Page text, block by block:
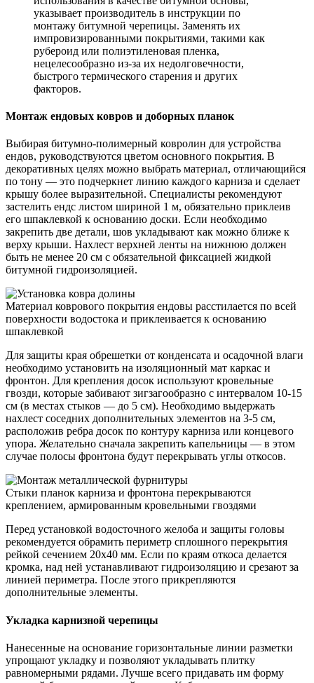
указывает производитель в инструкции по
монтажу битумной черепицы. Заменять их
импровизированными покрытиями, такими как
рубероид или полиэтиленовая пленка,
нецелесообразно из-за их недолговечности,
быстрого термического старения и других
факторов.
Монтаж ендовых ковров и доборных планок
Выбирая битумно-полимерный ковролин для устройства
ендов, руководствуются цветом основного покрытия. В
декоративных целях можно выбрать материал, отличающийся
по тону — это подчеркнет линию каждого карниза и сделает
крышу более выразительной. Специалисты рекомендуют
застелить ендс листом шириной 1 м, обязательно приклеив
его шпаклевкой к основанию доски. Если необходимо
закрепить две детали, шов укладывают как можно ближе к
верху крыши. Нахлест верхней ленты на нижнюю должен
быть не менее 20 см с обязательной фиксацией жидкой
битумной гидроизоляцией.
Материал коврового покрытия ендовы расстилается по всей
поверхности водостока и приклеивается к основанию
шпаклевкой
Для защиты края обрешетки от конденсата и осадочной влаги
необходимо установить на изоляционный мат каркас и
фронтон. Для крепления досок используют кровельные
гвозди, которые забивают зигзагообразно с интервалом 10-15
см (в местах стыков — до 5 см). Необходимо выдержать
нахлест соседних дополнительных элементов на 3-5 см,
расположив ребра досок по контуру карниза или концевого
упора. Желательно сначала закрепить капельницы — в этом
случае полосы фронтона будут перекрывать углы откосов.
Стыки планок карниза и фронтона перекрываются
креплением, армированным кровельными гвоздями
Перед установкой водосточного желоба и защиты головы
рекомендуется обрамить периметр сплошного перекрытия
рейкой сечением 20х40 мм. Если по краям откоса делается
кромка, над ней устанавливают гидроизоляцию и срезают за
линией периметра. После этого прикрепляются
дополнительные элементы.
Укладка карнизной черепицы
Нанесенные на основание горизонтальные линии разметки
упрощают укладку и позволяют укладывать плитку
равномерными рядами. Лучше всего придавать им форму